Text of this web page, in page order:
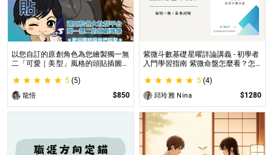
以您自訂的原創角色為您繪製獨一無
二「可愛｜美型」風格的頭貼插圖！
情」和「動作」的理想頭貼！
5 (5)
龍悟 $850
紫微斗數基礎星曜詳論講義 - 初學者
入門學習指南 紫微命盤怎麼看？怎
工具書，淺顯易懂不藏私！
5 (4)
邱玲雅 Nina $1280